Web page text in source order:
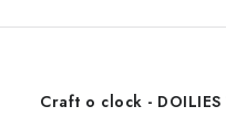
Craft o clock -